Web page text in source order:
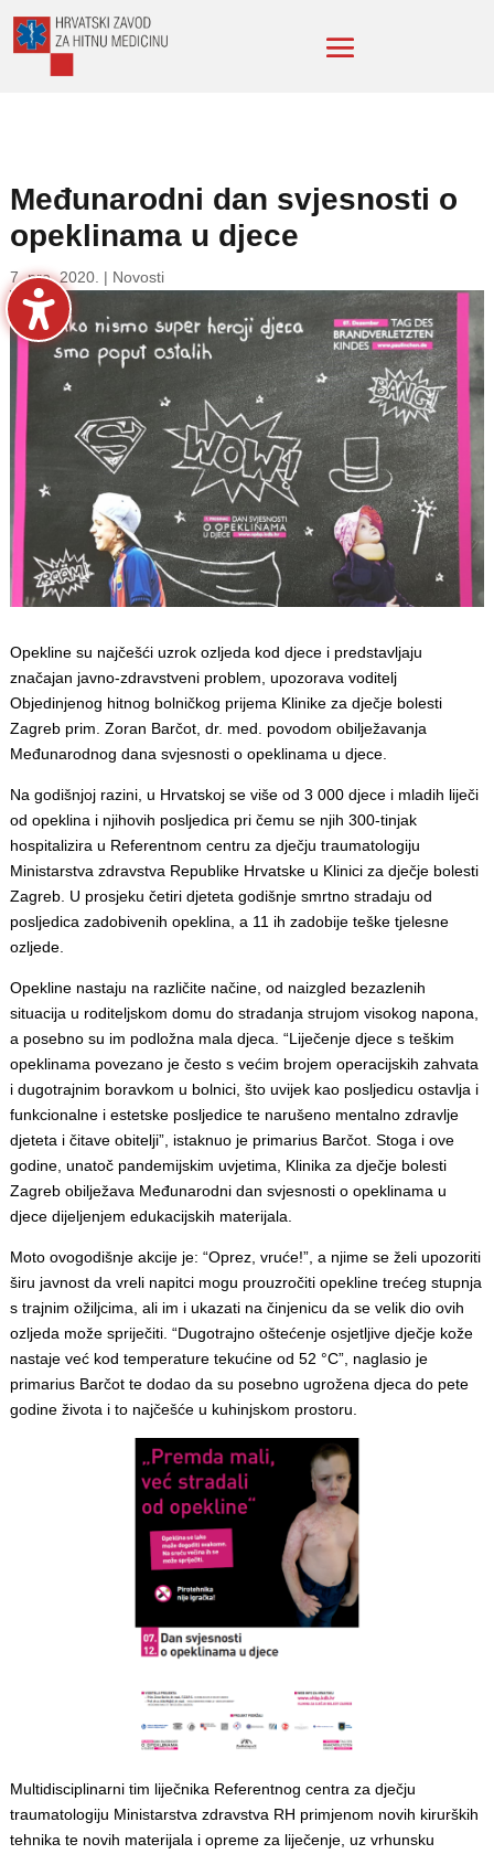
Međunarodni dan svjesnosti o
opeklinama u djece
7. pro. 2020. | Novosti
Opekline su najčešći uzrok ozljeda kod djece i predstavljaju
značajan javno-zdravstveni problem, upozorava voditelj
Objedinjenog hitnog bolničkog prijema Klinike za dječje bolesti
Zagreb prim. Zoran Barčot, dr. med. povodom obilježavanja
Međunarodnog dana svjesnosti o opeklinama u djece.
Na godišnjoj razini, u Hrvatskoj se više od 3 000 djece i mladih liječi
od opeklina i njihovih posljedica pri čemu se njih 300-tinjak
hospitalizira u Referentnom centru za dječju traumatologiju
Ministarstva zdravstva Republike Hrvatske u Klinici za dječje bolesti
Zagreb. U prosjeku četiri djeteta godišnje smrtno stradaju od
posljedica zadobivenih opeklina, a 11 ih zadobije teške tjelesne
ozljede.
Opekline nastaju na različite načine, od naizgled bezazlenih
situacija u roditeljskom domu do stradanja strujom visokog napona,
a posebno su im podložna mala djeca. “Liječenje djece s teškim
opeklinama povezano je često s većim brojem operacijskih zahvata
i dugotrajnim boravkom u bolnici, što uvijek kao posljedicu ostavlja i
funkcionalne i estetske posljedice te narušeno mentalno zdravlje
djeteta i čitave obitelji”, istaknuo je primarius Barčot. Stoga i ove
godine, unatoč pandemijskim uvjetima, Klinika za dječje bolesti
Zagreb obilježava Međunarodni dan svjesnosti o opeklinama u
djece dijeljenjem edukacijskih materijala.
Moto ovogodišnje akcije je: “Oprez, vruće!”, a njime se želi upozoriti
širu javnost da vreli napitci mogu prouzročiti opekline trećeg stupnja
s trajnim ožiljcima, ali im i ukazati na činjenicu da se velik dio ovih
ozljeda može spriječiti. “Dugotrajno oštećenje osjetljive dječje kože
nastaje već kod temperature tekućine od 52 °C”, naglasio je
primarius Barčot te dodao da su posebno ugrožena djeca do pete
godine života i to najčešće u kuhinjskom prostoru.
Multidisciplinarni tim liječnika Referentnog centra za dječju
traumatologiju Ministarstva zdravstva RH primjenom novih kirurških
tehnika te novih materijala i opreme za liječenje, uz vrhunsku